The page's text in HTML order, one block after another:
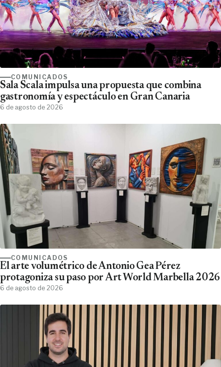
COMUNICADOS
Sala Scala impulsa una propuesta que combina
gastronomía y espectáculo en Gran Canaria
6 de agosto de 2026
COMUNICADOS
El arte volumétrico de Antonio Gea Pérez
protagoniza su paso por Art World Marbella 2026
6 de agosto de 2026